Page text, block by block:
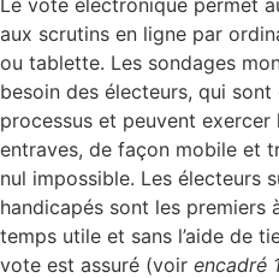
Le vote électronique permet
aux scrutins en ligne par
ou tablette. Les sondages
besoin des électeurs, qui
processus et peuvent
entraves, de façon mobile et
nul impossible. Les électeurs
handicapés sont les
temps utile et sans l’aide de
vote est assuré (voir encadré